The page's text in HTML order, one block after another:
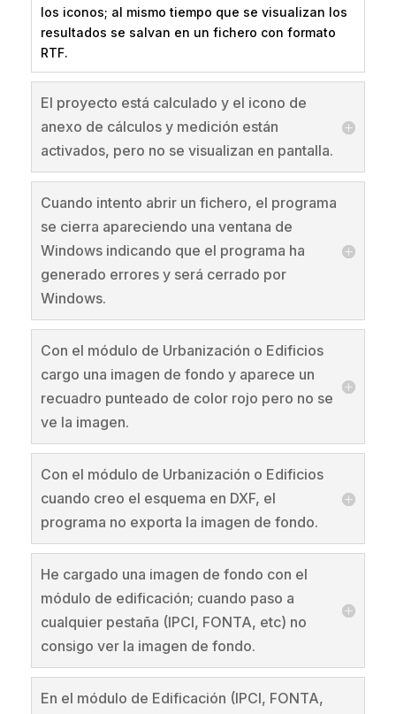
los iconos; al mismo tiempo que se visualizan los
resultados se salvan en un fichero con formato
RTF.
El proyecto está calculado y el icono de
anexo de cálculos y medición están
activados, pero no se visualizan en pantalla.
Cuando intento abrir un fichero, el programa
se cierra apareciendo una ventana de
Windows indicando que el programa ha
generado errores y será cerrado por
Windows.
Con el módulo de Urbanización o Edificios
cargo una imagen de fondo y aparece un
recuadro punteado de color rojo pero no se
ve la imagen.
Con el módulo de Urbanización o Edificios
cuando creo el esquema en DXF, el
programa no exporta la imagen de fondo.
He cargado una imagen de fondo con el
módulo de edificación; cuando paso a
cualquier pestaña (IPCI, FONTA, etc) no
consigo ver la imagen de fondo.
En el módulo de Edificación (IPCI, FONTA,